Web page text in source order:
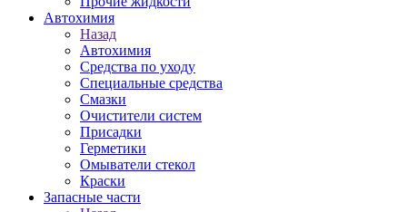
Автохимия
Назад
Автохимия
Средства по уходу
Специальные средства
Смазки
Очистители систем
Присадки
Герметики
Омыватели стекол
Краски
Запасные части